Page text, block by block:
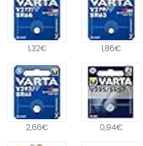
1,32€ 1,86€
2,66€ 0,94€